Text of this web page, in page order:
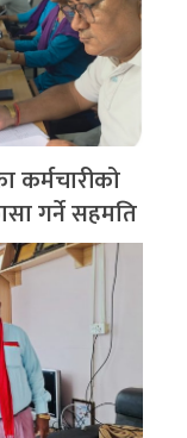
कर्मचारीको
गर्ने सहमति